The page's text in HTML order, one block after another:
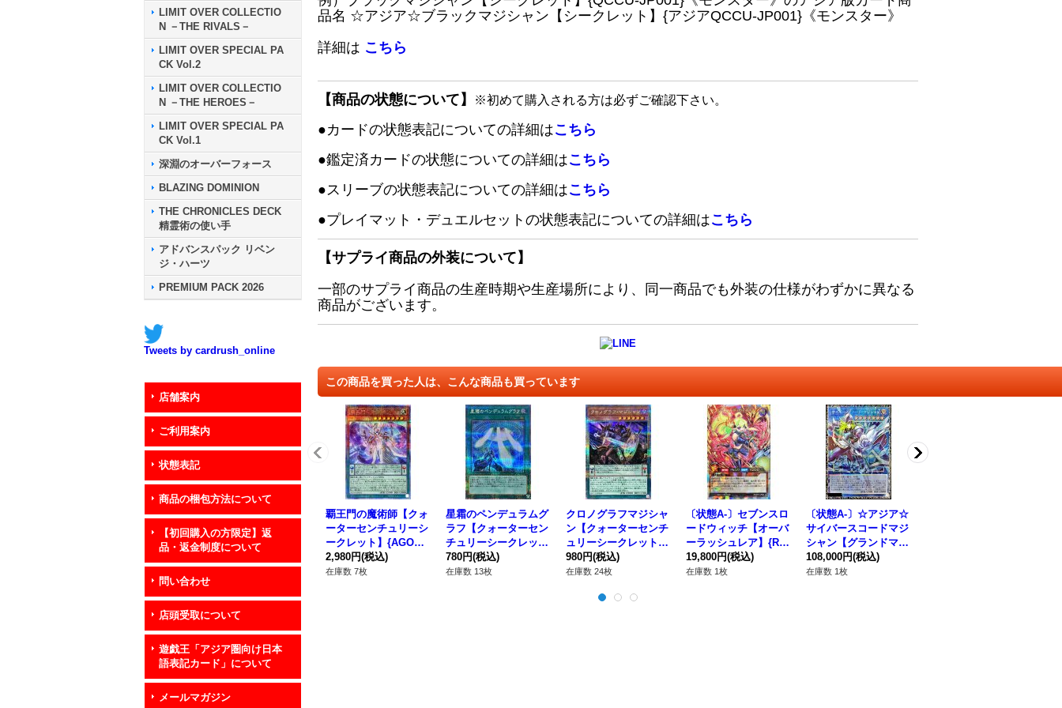
LIMIT OVER COLLECTIO
N －THE RIVALS－
LIMIT OVER SPECIAL PA
CK Vol.2
LIMIT OVER COLLECTIO
N －THE HEROES－
LIMIT OVER SPECIAL PA
CK Vol.1
深淵のオーバーフォース
BLAZING DOMINION
THE CHRONICLES DECK
精霊術の使い手
アドバンスパック リベン
ジ・ハーツ
PREMIUM PACK 2026
Tweets by cardrush_online
店舗案内
ご利用案内
状態表記
商品の梱包方法について
【初回購入の方限定】返
品・返金制度について
問い合わせ
店頭受取について
遊戯王「アジア圏向け日本
語表記カード」について
メールマガジン
品名 ☆アジア☆ブラックマジシャン【シークレット】{アジアQCCU-JP001}《モンスター》
詳細は こちら
【商品の状態について】 ※初めて購入される方は必ずご確認下さい。
●カードの状態表記についての詳細はこちら
●鑑定済カードの状態についての詳細はこちら
●スリーブの状態表記についての詳細はこちら
●プレイマット・デュエルセットの状態表記についての詳細はこちら
【サプライ商品の外装について】
一部のサプライ商品の生産時期や生産場所により、同一商品でも外装の仕様がわずかに異なる
商品がございます。
この商品を買った人は、こんな商品も買っています
覇王門の魔術師【クォ
ーターセンチュリーシ
ークレット】{AGOV-J
P001}《モンスター》
2,980円(税込)
在庫数 7枚
星霜のペンデュラムグ
ラフ【クォーターセン
チュリーシークレッ
ト】{QCCU-JP091}
《魔法》
780円(税込)
在庫数 13枚
クロノグラフマジシャ
ン【クォーターセンチ
ュリーシークレット】
{QCCU-JP084}《モン
スター》
980円(税込)
在庫数 24枚
〔状態A-〕セブンスロ
ードウィッチ【オーバ
ーラッシュレア】{RD/
KP13-JP000}《RDモ
ンスター》
19,800円(税込)
在庫数 1枚
〔状態A-〕☆アジア☆
サイバースコードマジ
シャン【グランドマス
ター】{アジアLOCH-J
P017}《儀式》
108,000円(税込)
在庫数 1枚